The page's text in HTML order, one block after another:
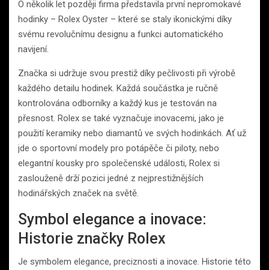
O několik let později firma představila první nepromokavé
hodinky – Rolex Oyster – které se staly ikonickými díky
svému revolučnímu designu a funkci automatického
navijení.
Značka si udržuje svou prestiž díky pečlivosti při výrobě
každého detailu hodinek. Každá součástka je ručně
kontrolována odborníky a každý kus je testován na
přesnost. Rolex se také vyznačuje inovacemi, jako je
použití keramiky nebo diamantů ve svých hodinkách. Ať už
jde o sportovní modely pro potápěče či piloty, nebo
elegantní kousky pro společenské události, Rolex si
zaslouženě drží pozici jedné z nejprestižnějších
hodinářských značek na světě.
Symbol elegance a inovace:
Historie značky Rolex
Je symbolem elegance, preciznosti a inovace. Historie této